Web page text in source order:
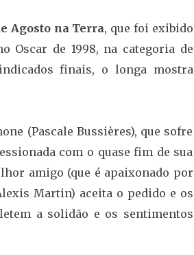
Agosto na Terra, que foi exibido
Oscar de 1998, na categoria de
finais, o longa mostra
(Pascale Bussières), que sofre
com o quase fim de sua
amigo (que é apaixonado por
Martin) aceita o pedido e os
a solidão e os sentimentos